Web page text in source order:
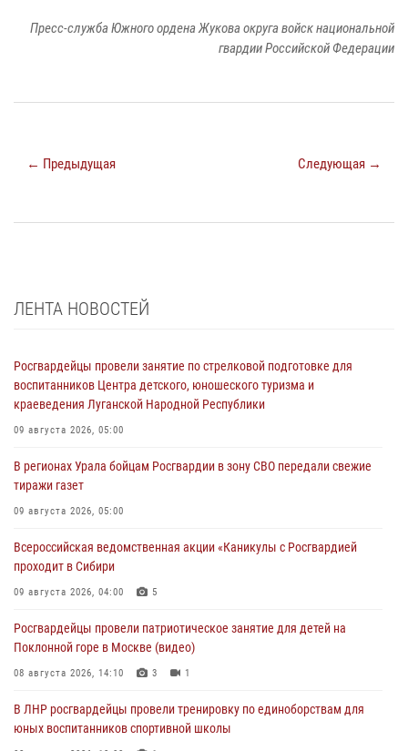
Пресс-служба Южного ордена Жукова округа войск национальной
гвардии Российской Федерации
← Предыдущая Следующая →
ЛЕНТА НОВОСТЕЙ
Росгвардейцы провели занятие по стрелковой подготовке для
воспитанников Центра детского, юношеского туризма и
краеведения Луганской Народной Республики
09 августа 2026, 05:00
В регионах Урала бойцам Росгвардии в зону СВО передали свежие
тиражи газет
09 августа 2026, 05:00
Всероссийская ведомственная акции «Каникулы с Росгвардией
проходит в Сибири
09 августа 2026, 04:00 5
Росгвардейцы провели патриотическое занятие для детей на
Поклонной горе в Москве (видео)
08 августа 2026, 14:10 3 1
В ЛНР росгвардейцы провели тренировку по единоборствам для
юных воспитанников спортивной школы